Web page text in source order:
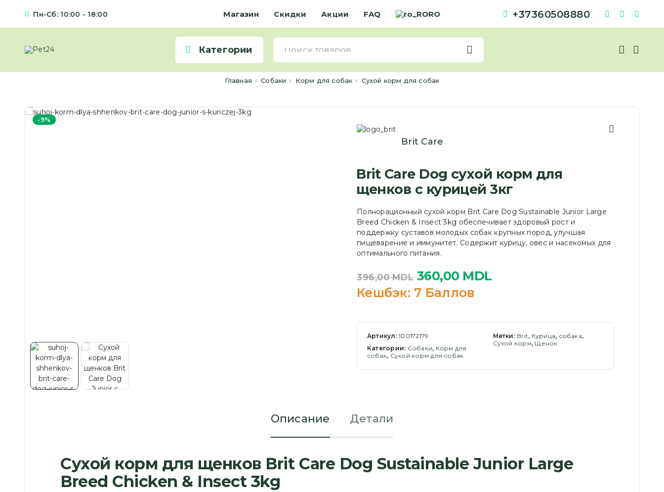
Пн-Сб: 10:00 - 18:00 Магазин Скидки Акции FAQ RO +37360508880
Категории
Главная Cобаки Корм для собак Сухой корм для собак
-9%
Brit Care
Brit Care Dog сухой корм для
щенков с курицей 3кг
Полнорационный сухой корм Brit Care Dog Sustainable Junior Large
Breed Chicken & Insect 3kg обеспечивает здоровый рост и
поддержку суставов молодых собак крупных пород, улучшая
пищеварение и иммунитет. Содержит курицу, овес и насекомых для
оптимального питания.
396,00MDL 360,00 MDL
Кешбэк: 7 Баллов
Артикул:100172179
Категории: Cобаки, Корм для
собак, Сухой корм для собак
Метки: Brit, Курица, собака,
Сухой корм, Щенок
Описание Детали
Сухой корм для щенков Brit Care Dog Sustainable Junior Large
Breed Chicken & Insect 3kg